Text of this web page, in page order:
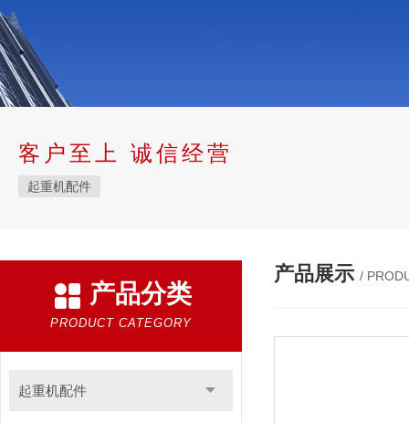
客户至上 诚信经营
起重机配件
产品分类
PRODUCT CATEGORY
起重机配件
产品展示 /